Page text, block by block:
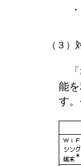
・
（３）
「
能
す